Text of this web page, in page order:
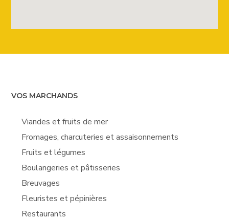
VOS MARCHANDS
Viandes et fruits de mer
Fromages, charcuteries et assaisonnements
Fruits et légumes
Boulangeries et pâtisseries
Breuvages
Fleuristes et pépinières
Restaurants